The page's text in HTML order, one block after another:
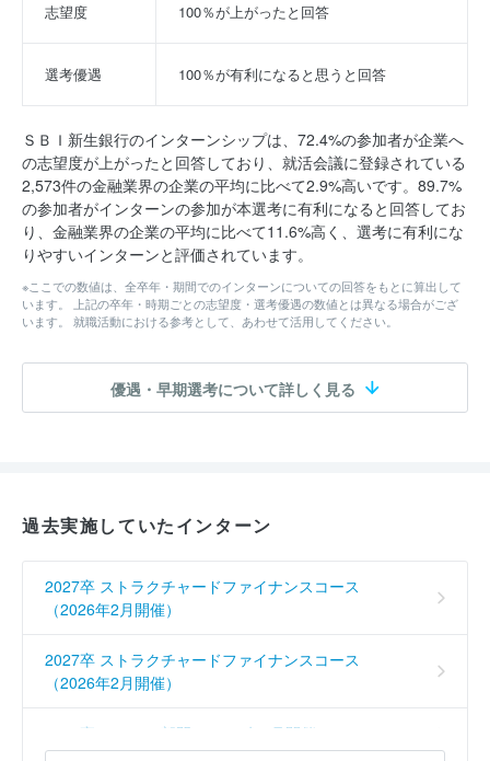
志望度 100％が上がったと回答
選考優遇 100％が有利になると思うと回答
ＳＢＩ新生銀行のインターンシップは、72.4%の参加者が企業へ
の志望度が上がったと回答しており、就活会議に登録されている
2,573件の金融業界の企業の平均に比べて2.9%高いです。89.7%
の参加者がインターンの参加が本選考に有利になると回答してお
り、金融業界の企業の平均に比べて11.6%高く、選考に有利にな
りやすいインターンと評価されています。
※ここでの数値は、全卒年・期間でのインターンについての回答をもとに算出して
います。 上記の卒年・時期ごとの志望度・選考優遇の数値とは異なる場合がござ
います。 就職活動における参考として、あわせて活用してください。
優遇・早期選考について詳しく見る
過去実施していたインターン
2027卒 ストラクチャードファイナンスコース
（2026年2月開催）
2027卒 ストラクチャードファイナンスコース
（2026年2月開催）
2027卒 システム部門 （2025年9月開催）